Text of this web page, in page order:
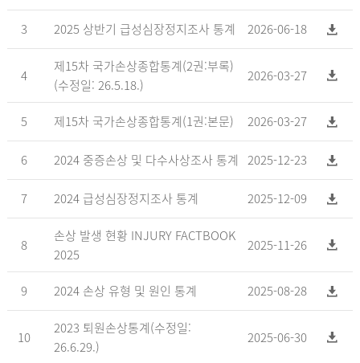
3 2025 상반기 급성심장정지조사 통계 2026-06-18
4
제15차 국가손상종합통계(2권:부록)
(수정일: 26.5.18.)
2026-03-27
5 제15차 국가손상종합통계(1권:본문) 2026-03-27
6 2024 중증손상 및 다수사상조사 통계 2025-12-23
7 2024 급성심장정지조사 통계 2025-12-09
8
손상 발생 현황 INJURY FACTBOOK
2025
2025-11-26
9 2024 손상 유형 및 원인 통계 2025-08-28
10
2023 퇴원손상통계(수정일:
26.6.29.)
2025-06-30